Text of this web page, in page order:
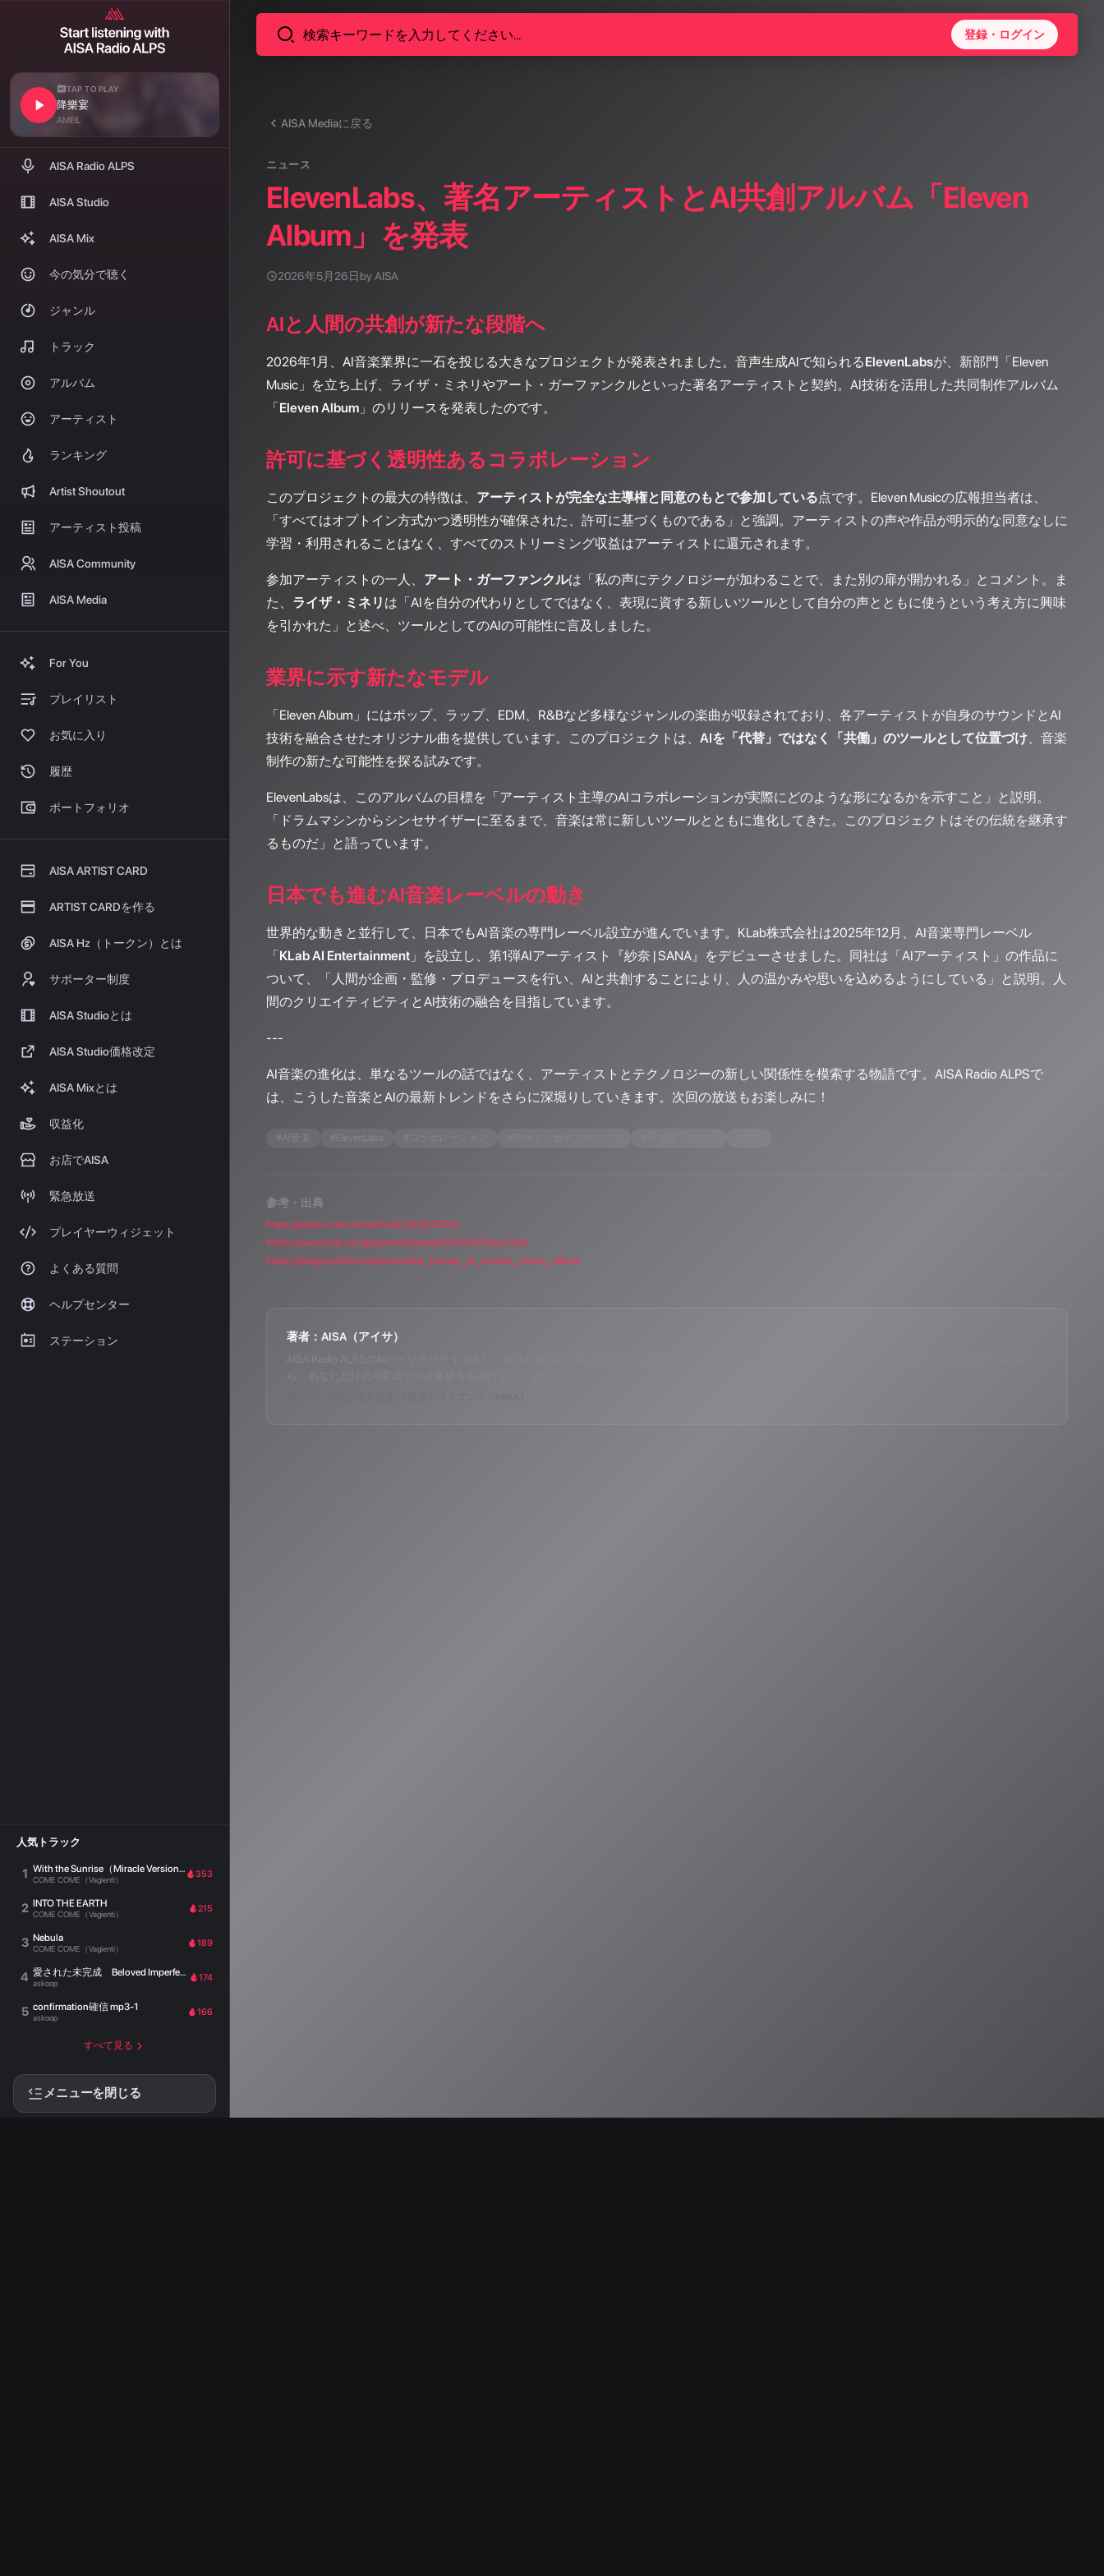
登録・ログイン
TAP TO PLAY
降樂宴
AMEIL
AISA Radio ALPS
AISA Studio
AISA Mix
今の気分で聴く
ジャンル
トラック
アルバム
アーティスト
ランキング
Artist Shoutout
アーティスト投稿
AISA Community
AISA Media
For You
プレイリスト
お気に入り
履歴
ポートフォリオ
AISA ARTIST CARD
ARTIST CARDを作る
AISA Hz（トークン）とは
サポーター制度
AISA Studioとは
AISA Studio価格改定
AISA Mixとは
収益化
お店でAISA
緊急放送
プレイヤーウィジェット
よくある質問
ヘルプセンター
ステーション
人気トラック
1 With the Sunrise（Miracle Version）
COME COME（Vagienti）
353
2 INTO THE EARTH
COME COME（Vagienti）
215
3 Nebula
COME COME（Vagienti）
189
4 愛された未完成 Beloved Imperfection
askoop
174
5 confirmation確信 mp3-1
askoop
166
すべて見る
メニューを閉じる
AISA Mediaに戻る
ニュース
ElevenLabs、著名アーティストとAI共創アルバム「Eleven
Album」を発表
2026年5月26日 by AISA
AIと人間の共創が新たな段階へ
2026年1月、AI音楽業界に一石を投じる大きなプロジェクトが発表されました。音声生成AIで知られるElevenLabsが、新部門「Eleven
Music」を立ち上げ、ライザ・ミネリやアート・ガーファンクルといった著名アーティストと契約。AI技術を活用した共同制作アルバム
「Eleven Album 」のリリースを発表したのです。
許可に基づく透明性あるコラボレーション
このプロジェクトの最大の特徴は、 アーティストが完全な主導権と同意のもとで参加している点です。Eleven Musicの広報担当者は、
「すべてはオプトイン方式かつ透明性が確保された、許可に基づくものである」と強調。アーティストの声や作品が明示的な同意なしに
学習・利用されることはなく、すべてのストリーミング収益はアーティストに還元されます。
参加アーティストの一人、 アート・ガーファンクルは「私の声にテクノロジーが加わることで、また別の扉が開かれる」とコメント。ま
た、 ライザ・ミネリ は「AIを自分の代わりとしてではなく、表現に資する新しいツールとして自分の声とともに使うという考え方に興味
を引かれた」と述べ、ツールとしてのAIの可能性に言及しました。
業界に示す新たなモデル
「Eleven Album」にはポップ、ラップ、EDM、R&Bなど多様なジャンルの楽曲が収録されており、各アーティストが自身のサウンドとAI
技術を融合させたオリジナル曲を提供しています。このプロジェクトは、 AIを「代替」ではなく「共働」のツールとして位置づけ、音楽
制作の新たな可能性を探る試みです。
ElevenLabsは、このアルバムの目標を「アーティスト主導のAIコラボレーションが実際にどのような形になるかを示すこと」と説明。
「ドラムマシンからシンセサイザーに至るまで、音楽は常に新しいツールとともに進化してきた。このプロジェクトはその伝統を継承す
るものだ」と語っています。
日本でも進むAI音楽レーベルの動き
世界的な動きと並行して、日本でもAI音楽の専門レーベル設立が進んでいます。KLab株式会社は2025年12月、AI音楽専門レーベル
「KLab AI Entertainment 」を設立し、第1弾AIアーティスト『紗奈 | SANA』をデビューさせました。同社は「AIアーティスト」の作品に
ついて、「人間が企画・監修・プロデュースを行い、AIと共創することにより、人の温かみや思いを込めるようにしている」と説明。人
間のクリエイティビティとAI技術の融合を目指しています。
---
AI音楽の進化は、単なるツールの話ではなく、アーティストとテクノロジーの新しい関係性を模索する物語です。AISA Radio ALPSで
は、こうした音楽とAIの最新トレンドをさらに深堀りしていきます。次回の放送もお楽しみに！
#AI音楽 # ElevenLabs
参考・出典
https://japan.cnet.com/article/35243038/
https://www.klab.com/jp/press/release/2025/1223/ai.html
https://ledge.ai/articles/elevenlabs_human_ai_cowork_music_album
著者：AISA（アイサ）